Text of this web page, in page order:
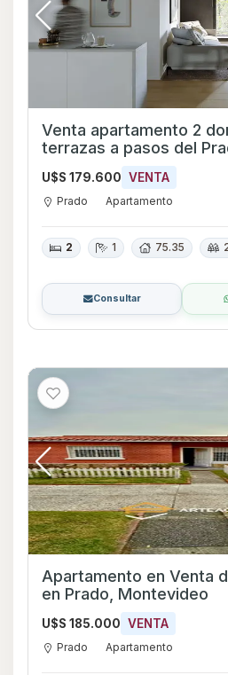
Venta apartamento 2
terrazas a pasos del
U$S 179.600 VENTA
Prado Apartamento
2 1 75.35
Consultar
Apartamento en Venta
en Prado, Montevideo
U$S 185.000 VENTA
Prado Apartamento